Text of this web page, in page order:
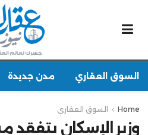
السوق العقاري مدن جديدة
Home السوق العقاري